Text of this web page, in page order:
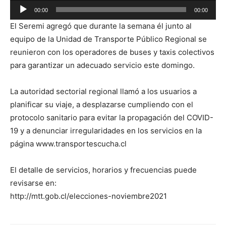
Reproductor
de
audio
00:00 00:00
El Seremi agregó que durante la semana él junto al
equipo de la Unidad de Transporte Público Regional se
reunieron con los operadores de buses y taxis colectivos
para garantizar un adecuado servicio este domingo.
La autoridad sectorial regional llamó a los usuarios a
planificar su viaje, a desplazarse cumpliendo con el
protocolo sanitario para evitar la propagación del COVID-
19 y a denunciar irregularidades en los servicios en la
página www.transportescucha.cl
El detalle de servicios, horarios y frecuencias puede
revisarse en:
http://mtt.gob.cl/elecciones-noviembre2021